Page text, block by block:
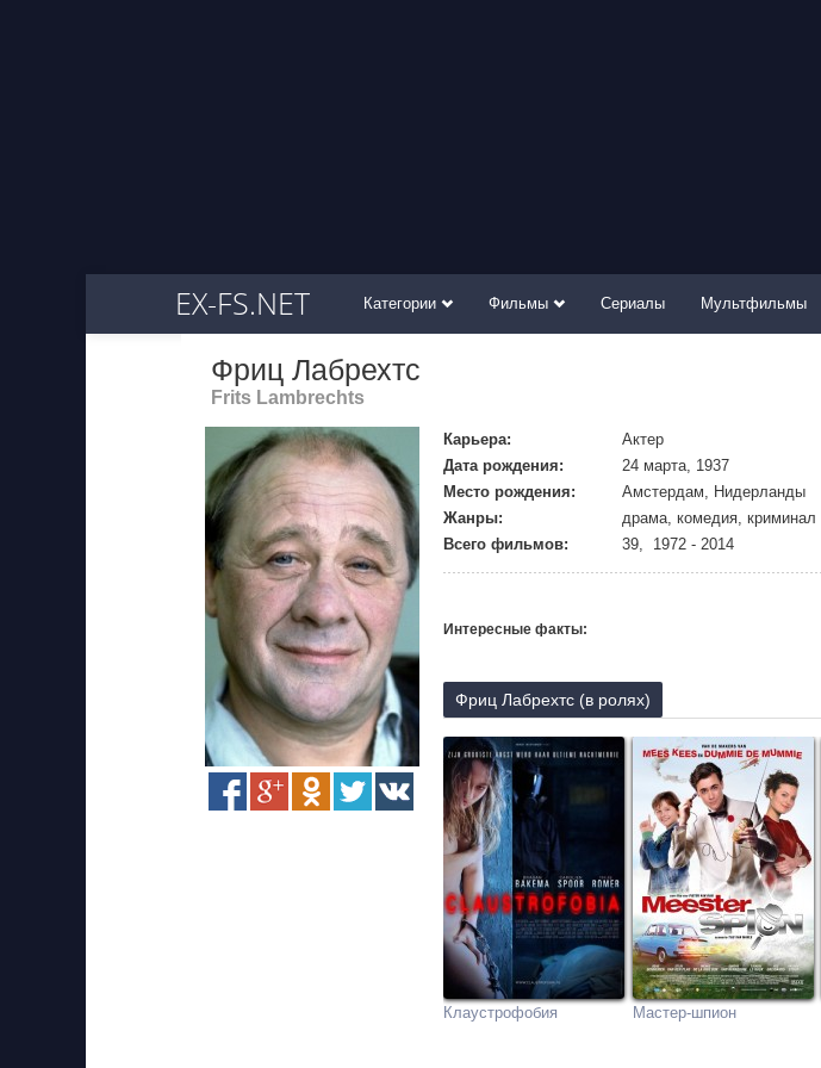
EX-FS.NET Категории Фильмы Сериалы Мультфильмы
Фриц Лабрехтс
Frits Lambrechts
Карьера:
Актер
Дата рождения:
24 марта, 1937
Место рождения:
Амстердам, Нидерланды
Жанры:
драма, комедия, криминал
Всего фильмов:
39, 1972 - 2014
Интересные факты:
Фриц Лабрехтс (в ролях)
Клаустрофобия Мастер-шпион